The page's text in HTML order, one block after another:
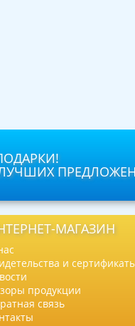
МАГАЗИН
и
продукции
связь